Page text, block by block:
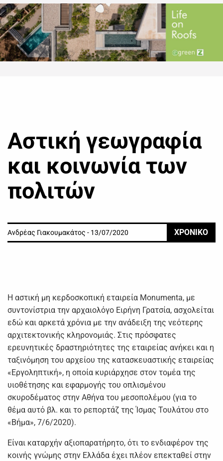
Αστική γεωγραφία
και κοινωνία των
πολιτών
Ανδρέας Γιακουμακάτος - 13/07/2020 ΧΡΟΝΙΚΟ
Η αστική μη κερδοσκοπική εταιρεία Monumenta, με
συντονίστρια την αρχαιολόγο Ειρήνη Γρατσία, ασχολείται
εδώ και αρκετά χρόνια με την ανάδειξη της νεότερης
αρχιτεκτονικής κληρονομιάς. Στις πρόσφατες
ερευνητικές δραστηριότητες της εταιρείας ανήκει και η
ταξινόμηση του αρχείου της κατασκευαστικής εταιρείας
«Εργοληπτική», η οποία κυριάρχησε στον τομέα της
υιοθέτησης και εφαρμογής του οπλισμένου
σκυροδέματος στην Αθήνα του μεσοπολέμου (για το
θέμα αυτό βλ. και το ρεπορτάζ της Ίσμας Τουλάτου στο
«Βήμα», 7/6/2020).
Είναι καταρχήν αξιοπαρατήρητο, ότι το ενδιαφέρον της
κοινής γνώμης στην Ελλάδα έχει πλέον επεκταθεί στην